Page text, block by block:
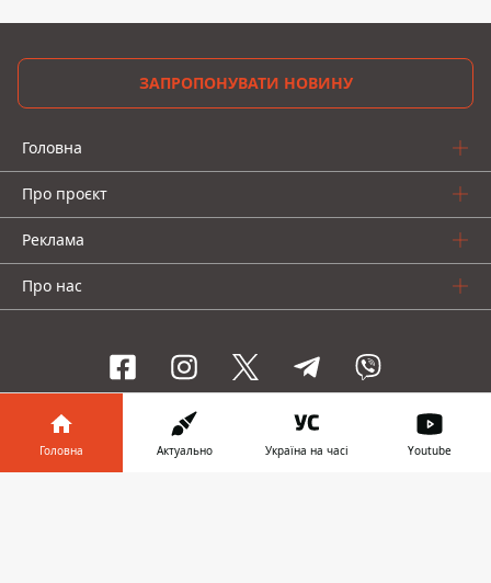
ЗАПРОПОНУВАТИ НОВИНУ
Головна
Про проєкт
Реклама
Про нас
Інформатор проекти
Головна Актуально Україна на часі Youtube